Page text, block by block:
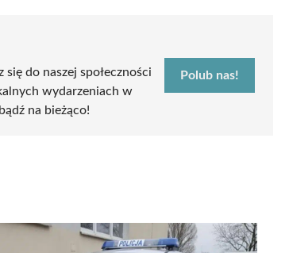
do naszej społeczności
wydarzeniach w
na bieżąco!
Polub nas!